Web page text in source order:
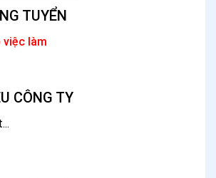
TUYỂN
việc làm
CÔNG TY